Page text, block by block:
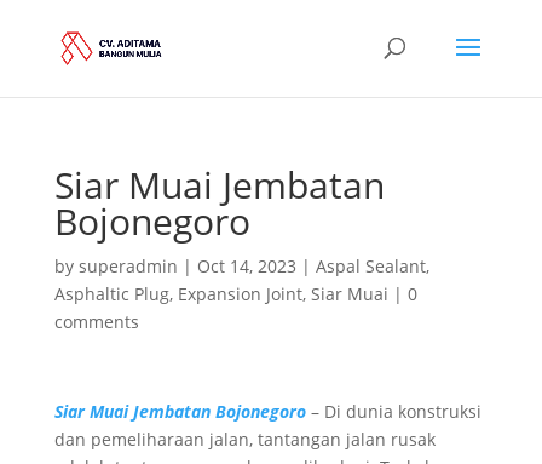
Siar Muai Jembatan
Bojonegoro
by superadmin | Oct 14, 2023 | Aspal Sealant,
Asphaltic Plug, Expansion Joint, Siar Muai | 0
comments
Siar Muai Jembatan Bojonegoro– Di dunia konstruksi
dan pemeliharaan jalan, tantangan jalan rusak